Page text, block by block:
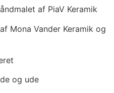
af PiaV Keramik
Mona Vander Keramik og
og ude